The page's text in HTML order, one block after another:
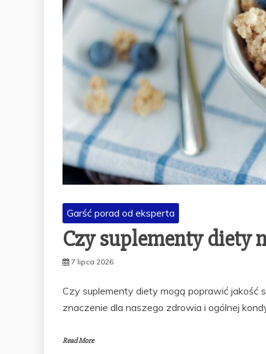
Garść porad od eksperta
Czy suplementy diety
7 lipca 2026
Czy suplementy diety mogą poprawić jakość
znaczenie dla naszego zdrowia i ogólnej
Read More